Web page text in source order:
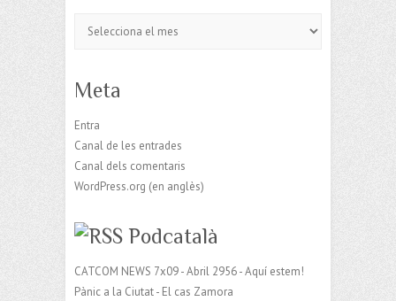
Meta
Entra
Canal de les entrades
Canal dels comentaris
WordPress.org (en anglès)
Podcatalà
CATCOM NEWS 7x09 - Abril 2956 - Aquí estem!
Pànic a la Ciutat - El cas Zamora